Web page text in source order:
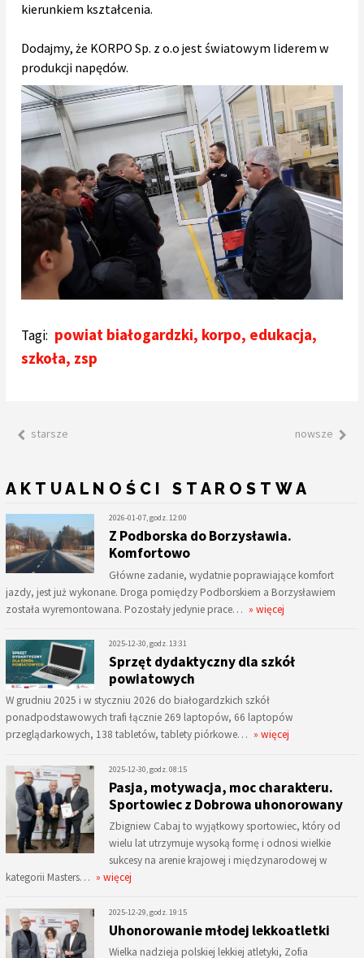
kierunkiem kształcenia.
Dodajmy, że KORPO Sp. z o.o jest światowym liderem w
produkcji napędów.
Tagi: powiat białogardzki, korpo, edukacja,
szkoła, zsp
starsze nowsze
AKTUALNOŚCI STAROSTWA
2026-01-07, godz. 12:00
Z Podborska do Borzysławia.
Komfortowo
Główne zadanie, wydatnie poprawiające komfort
jazdy, jest już wykonane. Droga pomiędzy Podborskiem a Borzysławiem
została wyremontowana. Pozostały jedynie prace… » więcej
2025-12-30, godz. 13:31
Sprzęt dydaktyczny dla szkół
powiatowych
W grudniu 2025 i w styczniu 2026 do białogardzkich szkół
ponadpodstawowych trafi łącznie 269 laptopów, 66 laptopów
przeglądarkowych, 138 tabletów, tablety piórkowe… » więcej
2025-12-30, godz. 08:15
Pasja, motywacja, moc charakteru.
Sportowiec z Dobrowa uhonorowany
Zbigniew Cabaj to wyjątkowy sportowiec, który od
wielu lat utrzymuje wysoką formę i odnosi wielkie
sukcesy na arenie krajowej i międzynarodowej w
kategorii Masters… » więcej
2025-12-29, godz. 19:15
Uhonorowanie młodej lekkoatletki
Wielka nadzieja polskiej lekkiej atletyki, Zofia